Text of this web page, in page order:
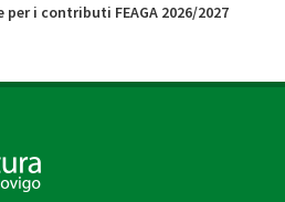
i contributi FEAGA 2026/2027